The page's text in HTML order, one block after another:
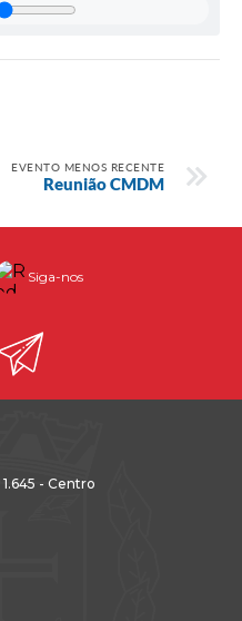
EVENTO MENOS RECENTE
Reunião CMDM
Siga-nos
- Centro